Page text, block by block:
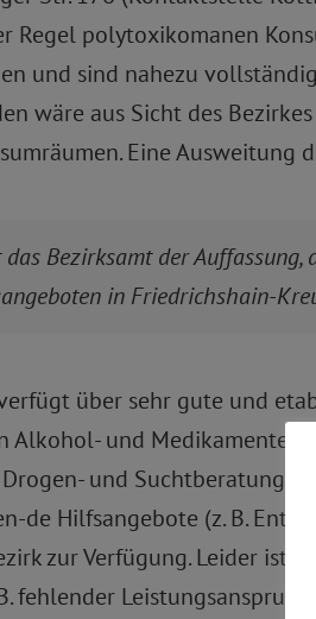
Regel polytoxikomanen
und sind nahezu
wäre aus Sicht des
Eine
das Bezirksamt der
in Friedrichshain-
über sehr gute und
Alkohol- und
und Suchtberatung.
de Hilfsangebote (z. B.
zur Verfügung. Leider ist
fehlender